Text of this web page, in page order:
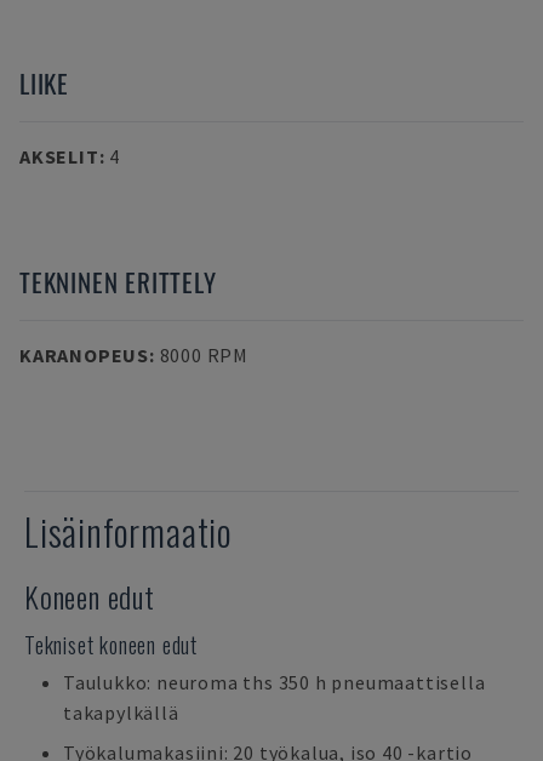
LIIKE
AKSELIT: 4
TEKNINEN ERITTELY
KARANOPEUS: 8000 RPM
Lisäinformaatio
Koneen edut
Tekniset koneen edut
Taulukko: neuroma ths 350 h pneumaattisella
takapylkällä
Työkalumakasiini: 20 työkalua, iso 40 -kartio